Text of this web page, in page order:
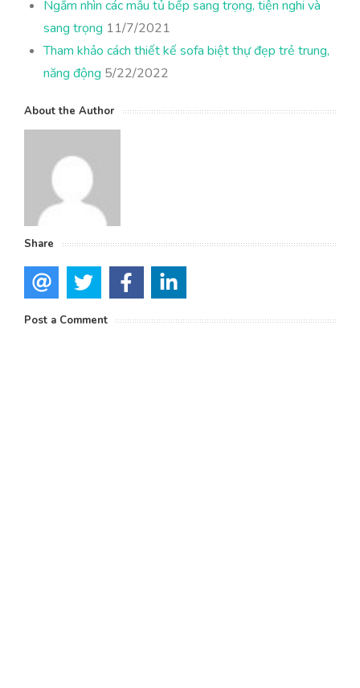
Ngắm nhìn các mẫu tủ bếp sang trọng, tiện nghi và
sang trọng 11/7/2021
Tham khảo cách thiết kế sofa biệt thự đẹp trẻ trung,
năng động 5/22/2022
About the Author
Share
Post a Comment